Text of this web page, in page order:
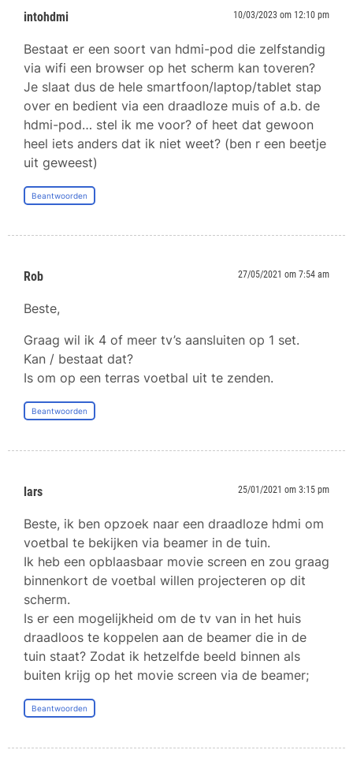
intohdmi 10/03/2023 om 12:10 pm
Bestaat er een soort van hdmi-pod die zelfstandig
via wifi een browser op het scherm kan toveren?
Je slaat dus de hele smartfoon/laptop/tablet stap
over en bedient via een draadloze muis of a.b. de
hdmi-pod… stel ik me voor? of heet dat gewoon
heel iets anders dat ik niet weet? (ben r een beetje
uit geweest)
Beantwoorden
Rob 27/05/2021 om 7:54 am
Beste,
Graag wil ik 4 of meer tv’s aansluiten op 1 set.
Kan / bestaat dat?
Is om op een terras voetbal uit te zenden.
Beantwoorden
lars 25/01/2021 om 3:15 pm
Beste, ik ben opzoek naar een draadloze hdmi om
voetbal te bekijken via beamer in de tuin.
Ik heb een opblaasbaar movie screen en zou graag
binnenkort de voetbal willen projecteren op dit
scherm.
Is er een mogelijkheid om de tv van in het huis
draadloos te koppelen aan de beamer die in de
tuin staat? Zodat ik hetzelfde beeld binnen als
buiten krijg op het movie screen via de beamer;
Beantwoorden